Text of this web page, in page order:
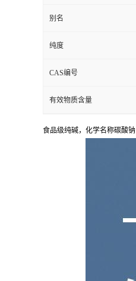
别名
纯度
CAS编号
有效物质含量
食品级纯碱，化学名称碳酸钠